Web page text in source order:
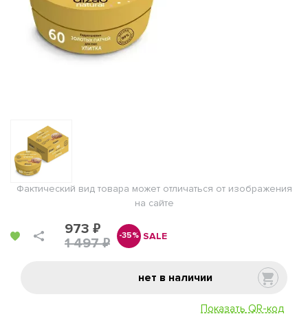
Фактический вид товара может отличаться от изображения
на сайте
973 ₽
1 497 ₽
-35% SALE
нет в наличии
Показать QR-код